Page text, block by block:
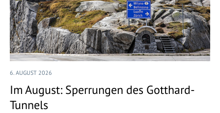
6. AUGUST 2026
Im August: Sperrungen des Gotthard-
Tunnels